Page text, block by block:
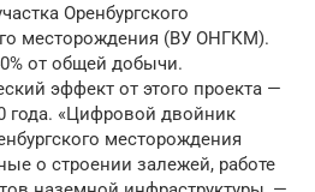
Оренбургского
месторождения (ВУ ОНГКМ).
от общей добычи.
эффект от этого проекта —
года. «Цифровой двойник
месторождения
о строении залежей, работе